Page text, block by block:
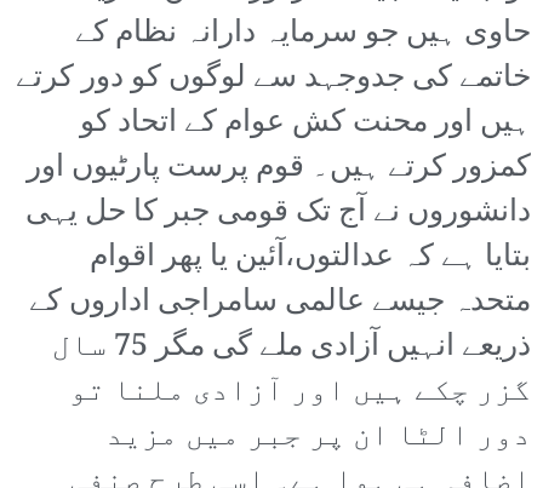
حاوی ہیں جو سرمایہ دارانہ نظام کے
خاتمے کی جدوجہد سے لوگوں کو دور کرتے
ہیں اور محنت کش عوام کے اتحاد کو
کمزور کرتے ہیں۔ قوم پرست پارٹیوں اور
دانشوروں نے آج تک قومی جبر کا حل یہی
بتایا ہے کہ عدالتوں،آئین یا پھر اقوام
متحدہ جیسے عالمی سامراجی اداروں کے
ذریعے انہیں آزادی ملے گی مگر 75 سال
گزر چکے ہیں اور آزادی ملنا تو
دور الٹا ان پر جبر میں مزید